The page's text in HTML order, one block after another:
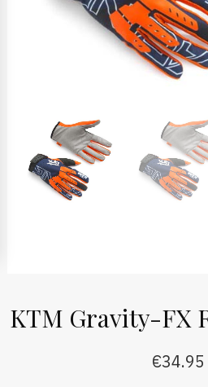
KTM Gravity-FX
€34.95